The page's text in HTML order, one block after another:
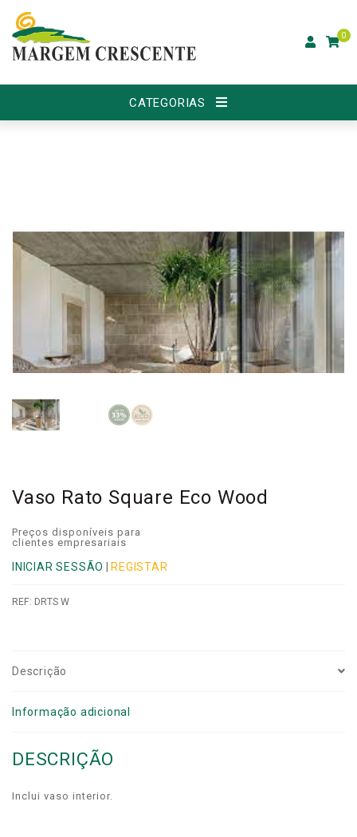
0
CATEGORIAS
Vaso Rato Square Eco Wood
Preços disponíveis para
clientes empresariais
INICIAR SESSÃO REGISTAR
REF: DRTS W
Descrição
Informação adicional
DESCRIÇÃO
Inclui vaso interior.